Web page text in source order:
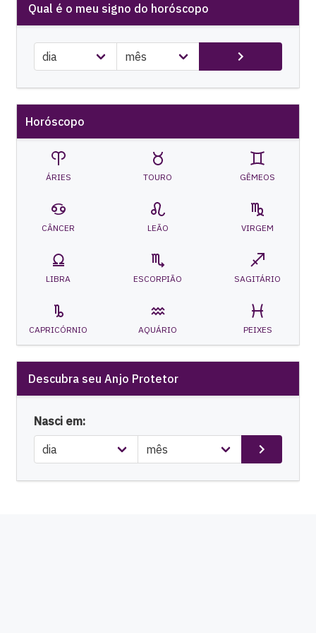
Qual é o meu signo do horóscopo
Horóscopo
ÁRIES TOURO GÊMEOS
CÂNCER LEÃO VIRGEM
LIBRA ESCORPIÃO SAGITÁRIO
CAPRICÓRNIO AQUÁRIO PEIXES
Descubra seu Anjo Protetor
Nasci em: